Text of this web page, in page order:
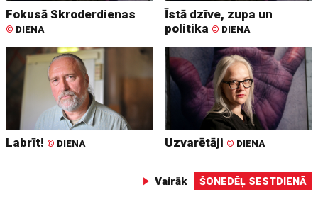
Fokusā Skroderdienas
© DIENA
Īstā dzīve, zupa un
politika © DIENA
Labrīt! © DIENA Uzvarētāji © DIENA
Vairāk ŠONEDĒĻ SESTDIENĀ